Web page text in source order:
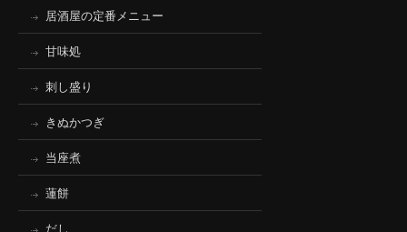
居酒屋の定番メニュー
甘味処
刺し盛り
きぬかつぎ
当座煮
蓮餅
だし